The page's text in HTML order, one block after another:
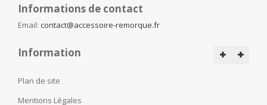
Informations de contact
Email: contact@accessoire-remorque.fr
Information
Plan de site
Mentions Légales